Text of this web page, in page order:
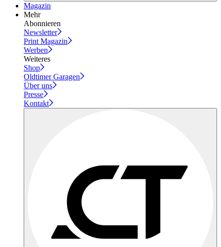
Magazin
Mehr
Abonnieren
Newsletter
Print Magazin
Werben
Weiteres
Shop
Oldtimer Garagen
Über uns
Presse
Kontakt